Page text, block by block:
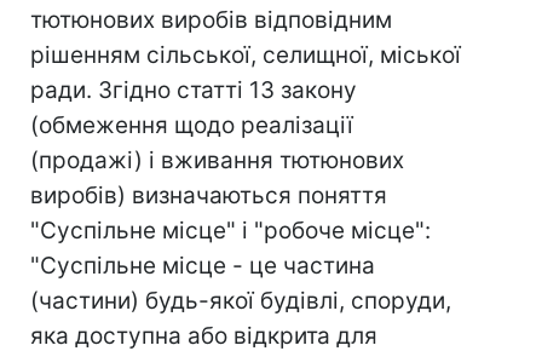
тютюнових виробів відповідним
рішенням сільської, селищної, міської
ради. Згідно статті 13 закону
(обмеження щодо реалізації
(продажі) і вживання тютюнових
виробів) визначаються поняття
"Суспільне місце" і "робоче місце":
"Суспільне місце - це частина
(частини) будь-якої будівлі, споруди,
яка доступна або відкрита для